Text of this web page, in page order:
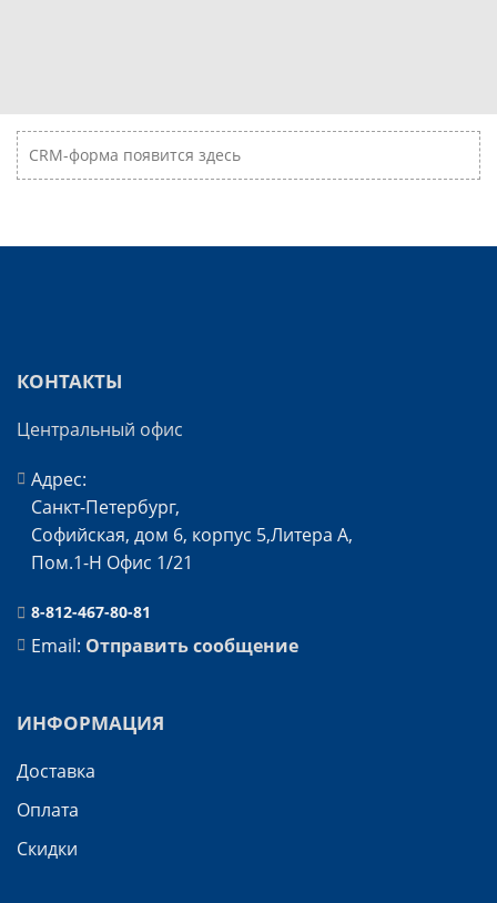
CRM-форма появится здесь
КОНТАКТЫ
Центральный офис
Адрес:
Санкт-Петербург,
Софийская, дом 6, корпус 5,Литера А,
Пом.1-Н Офис 1/21
8-812-467-80-81
Email: Отправить сообщение
ИНФОРМАЦИЯ
Доставка
Оплата
Скидки